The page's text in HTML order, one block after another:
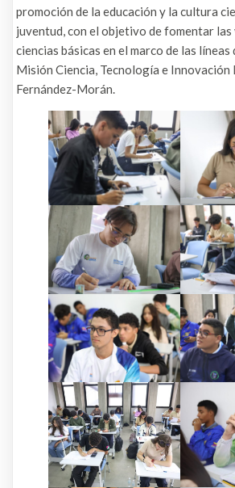
promoción de la educación y la cultura
juventud, con el objetivo de fomentar las
ciencias básicas en el marco de las líneas
Misión Ciencia, Tecnología e Innovación
Fernández-Morán.